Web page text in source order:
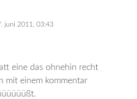
juni 2011, 03:43
eine das ohnehin recht
mit einem kommentar